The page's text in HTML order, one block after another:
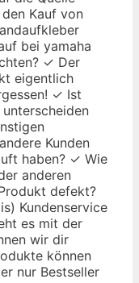
Kauf von
bei yamaha
✓ Der
eigentlich
✓ Ist
Kunden
haben? ✓ Wie
anderen
defekt?
Kundenservice
es mit der
wir dir
können
nur Bestseller